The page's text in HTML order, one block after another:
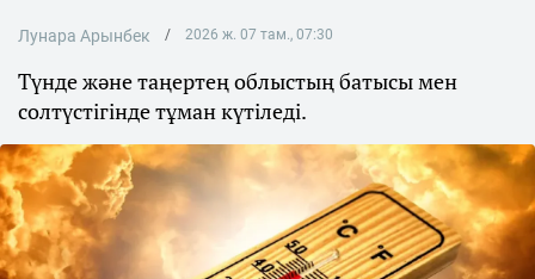
Лунара Арынбек 2026 ж. 07 там., 07:30
Түнде және таңертең облыстың батысы мен
солтүстігінде тұман күтіледі.